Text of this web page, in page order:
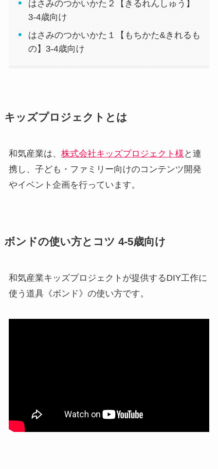
はさみのつかいかた２【きるれんしゅう】
3-4歳向け
はさみのつかいかた１【もちかた&きれるも
の】3-4歳向け
キッズプロジェクトとは
和気産業は、 株式会社キッズプロジェクト様 と連
携し、子ども・ファミリー向けのコンテンツ開発
やイベント企画を行っています。
ボンドの使い方とコツ 4-5歳向け
和気産業キッズプロジェクトが提供するDIY工作に
使う道具《ボンド》の使い方です。